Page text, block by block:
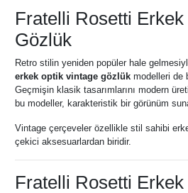
Fratelli Rosetti
Gözlük
Retro stilin yeniden popüler hale
erkek optik vintage gözlük modelleri de
Geçmişin klasik tasarımlarını modern
bu modeller, karakteristik bir görünüm
Vintage çerçeveler özellikle stil sahibi
çekici aksesuarlardan biridir.
Fratelli Rosetti